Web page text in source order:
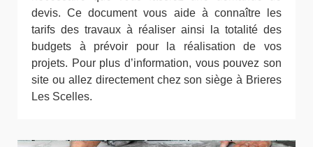
devis. Ce document vous aide à connaître les
tarifs des travaux à réaliser ainsi la totalité des
budgets à prévoir pour la réalisation de vos
projets. Pour plus d’information, vous pouvez son
site ou allez directement chez son siège à Brieres
Les Scelles.